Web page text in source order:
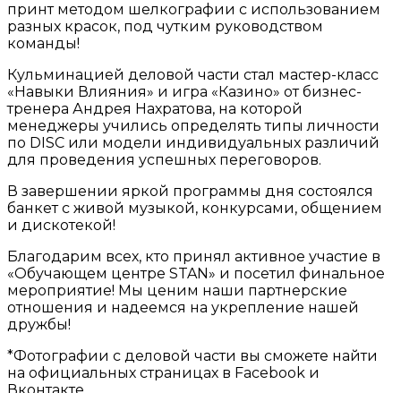
принт методом шелкографии с использованием
разных красок, под чутким руководством
команды!
Кульминацией деловой части стал мастер-класс
«Навыки Влияния» и игра «Казино» от бизнес-
тренера Андрея Нахратова, на которой
менеджеры учились определять типы личности
по DISC или модели индивидуальных различий
для проведения успешных переговоров.
В завершении яркой программы дня состоялся
банкет с живой музыкой, конкурсами, общением
и дискотекой!
Благодарим всех, кто принял активное участие в
«Обучающем центре STAN» и посетил финальное
мероприятие! Мы ценим наши партнерские
отношения и надеемся на укрепление нашей
дружбы!
*Фотографии с деловой части вы сможете найти
на официальных страницах в Facebook и